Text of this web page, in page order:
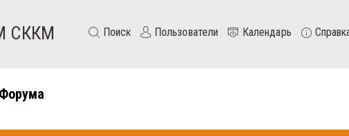
СККМ Поиск Пользователи Календарь